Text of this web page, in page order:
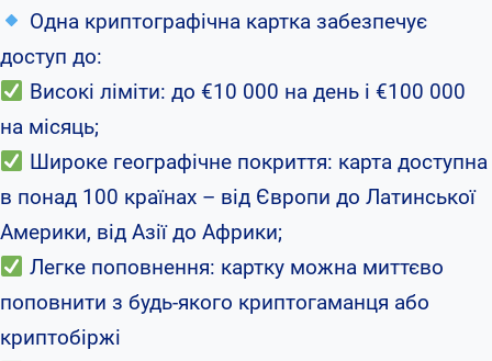
Одна криптографічна картка забезпечує
доступ до:
Високі ліміти: до €10 000 на день і €100 000
на місяць;
Широке географічне покриття: карта доступна
в понад 100 країнах – від Європи до Латинської
Америки, від Азії до Африки;
Легке поповнення: картку можна миттєво
поповнити з будь-якого криптогаманця або
криптобіржі